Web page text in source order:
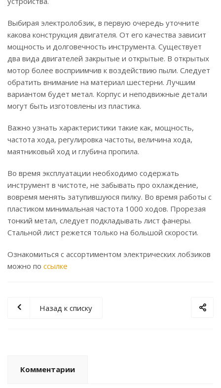
Выбирая электролобзик, в первую очередь уточните
какова конструкция двигателя. От его качества зависит
мощность и долговечность инструмента. Существует
два вида двигателей закрытые и открытые. В открытых
мотор более восприимчив к воздействию пыли. Следует
обратить внимание на материал шестерни. Лучшим
вариантом будет метал. Корпус и неподвижные детали
могут быть изготовлены из пластика.
Важно узнать характеристики такие как, мощность,
частота хода, регулировка частоты, величина хода,
маятниковый ход и глубина пропила.
Во время эксплуатации необходимо содержать
инструмент в чистоте, не забывать про охлаждение,
вовремя менять затупившуюся пилку. Во время работы с
пластиком минимальная частота 1000 ходов. Прорезая
тонкий метал, следует подкладывать лист фанеры.
Стальной лист режется только на большой скорости.
Ознакомиться с ассортиментом электрических лобзиков
можно по ссылке
Назад к списку
Комментарии